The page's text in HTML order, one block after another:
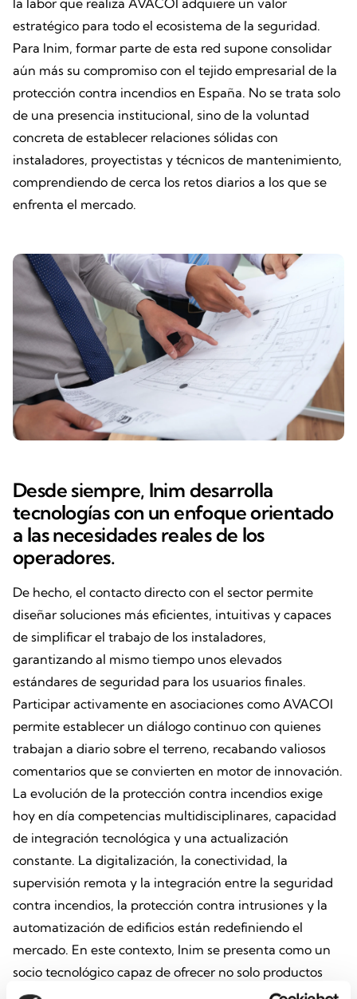
la labor que realiza AVACOI adquiere un valor
estratégico para todo el ecosistema de la seguridad.
Para Inim, formar parte de esta red supone consolidar
aún más su compromiso con el tejido empresarial de la
protección contra incendios en España. No se trata solo
de una presencia institucional, sino de la voluntad
concreta de establecer relaciones sólidas con
instaladores, proyectistas y técnicos de mantenimiento,
comprendiendo de cerca los retos diarios a los que se
enfrenta el mercado.
Desde siempre, Inim desarrolla
tecnologías con un enfoque orientado
a las necesidades reales de los
operadores.
De hecho, el contacto directo con el sector permite
diseñar soluciones más eficientes, intuitivas y capaces
de simplificar el trabajo de los instaladores,
garantizando al mismo tiempo unos elevados
estándares de seguridad para los usuarios finales.
Participar activamente en asociaciones como AVACOI
permite establecer un diálogo continuo con quienes
trabajan a diario sobre el terreno, recabando valiosos
comentarios que se convierten en motor de innovación.
La evolución de la protección contra incendios exige
hoy en día competencias multidisciplinares, capacidad
de integración tecnológica y una actualización
constante. La digitalización, la conectividad, la
supervisión remota y la integración entre la seguridad
contra incendios, la protección contra intrusiones y la
automatización de edificios están redefiniendo el
mercado. En este contexto, Inim se presenta como un
socio tecnológico capaz de ofrecer no solo productos
avanzados, sino auténticos ecosistemas integrados